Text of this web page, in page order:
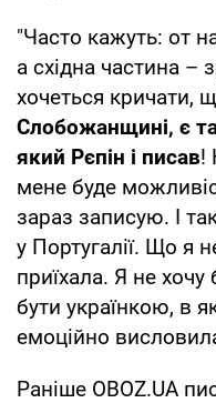
"Часто кажуть: от
а східна частина –
хочеться кричати,
Слобожанщині, є
який Рєпін і писав!
мене буде
зараз записую. І
у Португалії. Що я
приїхала. Я не
бути українкою, в
емоційно
Раніше OBOZ.UA